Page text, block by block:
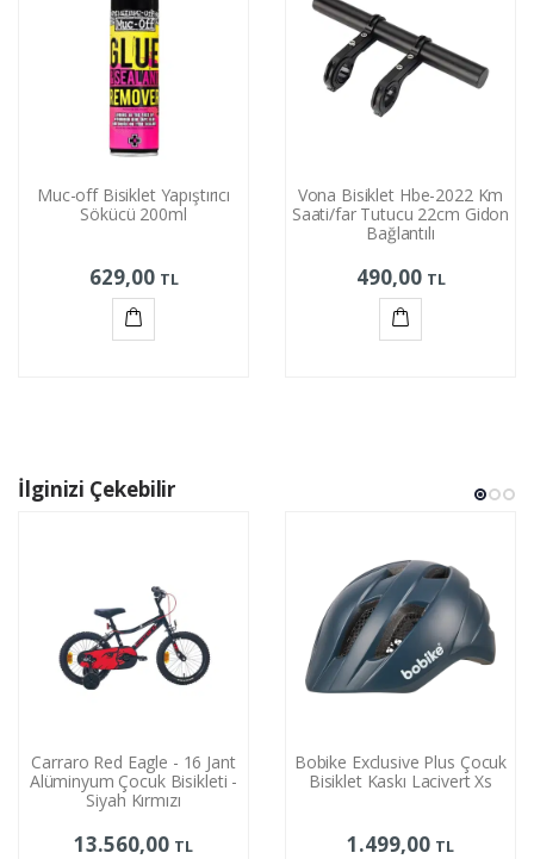
Muc-off Bisiklet Yapıştırıcı
Sökücü 200ml
629,00 TL
Vona Bisiklet Hbe-2022 Km
Saati/far Tutucu 22cm Gidon
Bağlantılı
490,00 TL
İlginizi Çekebilir
Carraro Red Eagle - 16 Jant
Alüminyum Çocuk Bisikleti -
Siyah Kırmızı
13.560,00 TL
Bobike Exclusive Plus Çocuk
Bisiklet Kaskı Lacivert Xs
1.499,00 TL